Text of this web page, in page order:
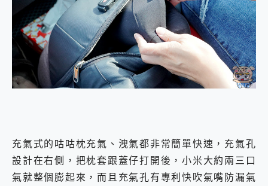
充氣式的咕咕枕充氣、洩氣都非常簡單快速，充氣孔
設計在右側，把枕套跟蓋仔打開後，小米大約兩三口
氣就整個膨起來，而且充氣孔有專利快吹氣嘴防漏氣